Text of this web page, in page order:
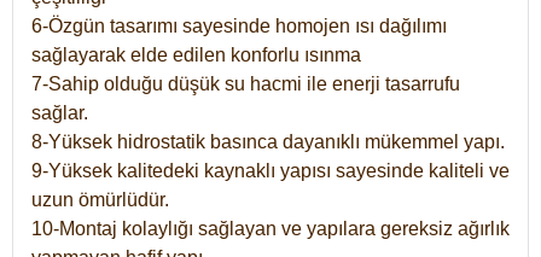
6-Özgün tasarımı sayesinde homojen ısı dağılımı
sağlayarak elde edilen konforlu ısınma
7-Sahip olduğu düşük su hacmi ile enerji tasarrufu
sağlar.
8-Yüksek hidrostatik basınca dayanıklı mükemmel yapı.
9-Yüksek kalitedeki kaynaklı yapısı sayesinde kaliteli ve
uzun ömürlüdür.
10-Montaj kolaylığı sağlayan ve yapılara gereksiz ağırlık